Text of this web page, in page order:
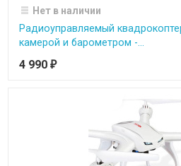
Нет в наличии
Радиоуправляемый
камерой и барометром -...
4 990 ₽